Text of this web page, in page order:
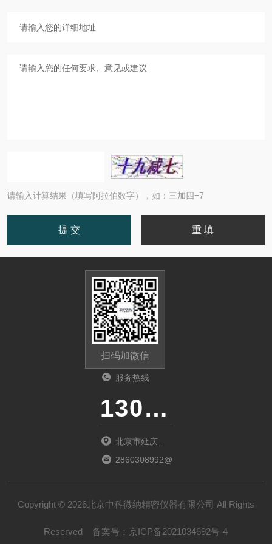
请输入计算结果（填写阿拉伯数字），如：三加四=7
扫码加微信
服务热线
13011285763
北京市延庆区
中关村延庆园
2860308992@qq.com
Copyright © 2026北京中科微纳精密仪器有限公司 All Rights
Reserved 备案号： 京ICP备2021034692号-4